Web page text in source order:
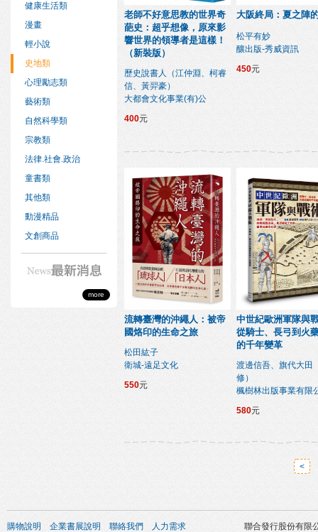
健康生活類
漫畫
輕小說
史地類
心理勵志類
藝術類
自然科學類
宗教類
法律.社會.政治
童書類
其他類
動漫精品
文創商品
more
老師不好意思教的世界奇
葩史：超乎想像，原來影
響世界的領導者是這樣！
（新裝版）
歷史說書人（江仲淵、柯睿
信、黃羿豪）
大都會文化事業(有)公
400元
大阪終局：夏之陣
松平有妙
釀出版-秀威資訊
450元
流轉臺灣的沖繩人：被帝
國烙印的生命之旅
松田紘子
衛城-遠足文化
550元
中世紀歐洲軍隊與
從騎士、長弓到火
的千年變革
渡邊信吾、旗代大田
修）
楓樹林出版事業有限
580元
<
購物說明 企業書展說明 聯絡我們 人力需求 聯合發行股份有限